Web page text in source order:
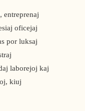
entreprenaj
oficejaj
por luksaj
laborejoj kaj
kiuj